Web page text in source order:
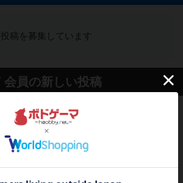
投稿を募集しています
会員の新しい投稿
画像付き 充実
ワンラウンド
星5軽〜中量級を中心にプレイするゲーマーの感想
です。今回はボードゲーム...